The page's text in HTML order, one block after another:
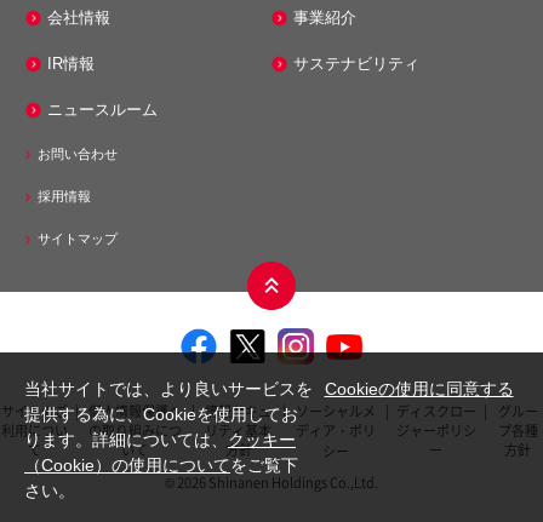
エネルギー事業
株式会社ミノス
シナネンサイクル株式会社
シナネンモビリティPLUS株式会社
その他事業
株式会社シナネンゼオミック
会社情報 事業紹介
IR情報 サステナビリティ
ニュースルーム
お問い合わせ
採用情報
サイトマップ
サイトのご
利用につい
て
| 個人情報保護へ
の取り組みにつ
いて
| 情報セキュ
リティ基本
方針
| ソーシャルメ
ディア・ポリ
シー
| ディスクロー
ジャーポリシ
ー
|
グルー
プ各種
方針
© 2026 Shinanen Holdings Co.,Ltd.
Cookieの使用に同意する
当社サイトでは、より良いサービスを
提供する為に、Cookieを使用してお
ります。詳細については、クッキー
（Cookie）の使用についてをご覧下
さい。